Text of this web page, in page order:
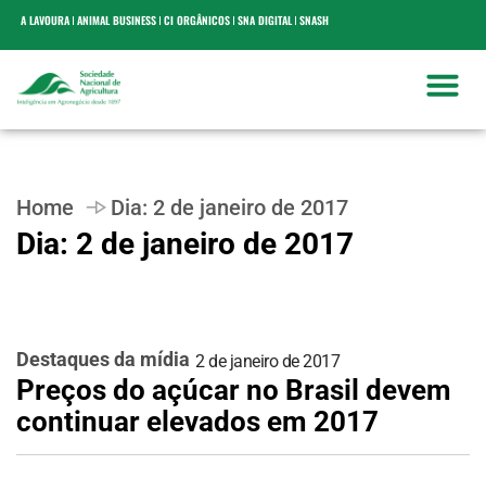
A LAVOURA ANIMAL BUSINESS CI ORGÂNICOS SNA DIGITAL SNASH
Home Dia: 2 de janeiro de 2017
Dia: 2 de janeiro de 2017
Destaques da mídia 2 de janeiro de 2017
Preços do açúcar no Brasil devem
continuar elevados em 2017